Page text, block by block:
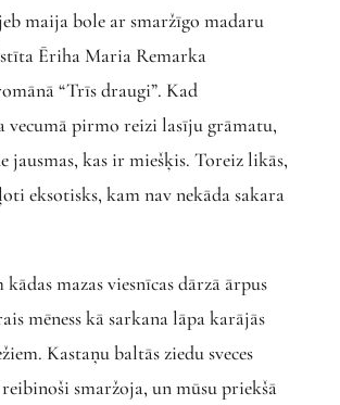
maija bole ar smaržīgo madaru
Ēriha Maria Remarka
“Trīs draugi”. Kad
vecumā pirmo reizi lasīju grāmatu,
jausmas, kas ir miešķis. Toreiz likās,
eksotisks, kam nav nekāda sakara
kādas mazas viesnīcas dārzā ārpus
mēness kā sarkana lāpa karājās
Kastaņu baltās ziedu sveces
smaržoja, un mūsu priekšā